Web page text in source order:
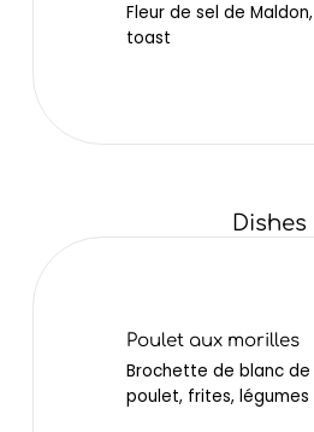
Fleur de sel de Maldon,
toast
Dishes
Poulet aux morilles
Brochette de blanc de
poulet, frites, légumes